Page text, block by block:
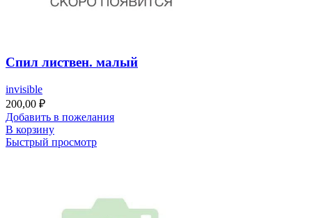
Спил листвен. малый
invisible
200,00 ₽
Добавить в пожелания
В корзину
Быстрый просмотр